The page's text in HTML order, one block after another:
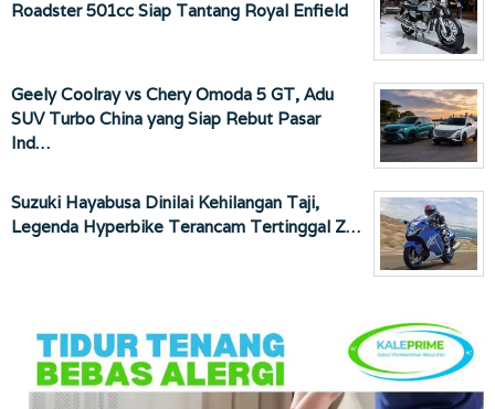
Roadster 501cc Siap Tantang Royal Enfield
Geely Coolray vs Chery Omoda 5 GT, Adu
SUV Turbo China yang Siap Rebut Pasar
Ind…
Suzuki Hayabusa Dinilai Kehilangan Taji,
Legenda Hyperbike Terancam Tertinggal Z…